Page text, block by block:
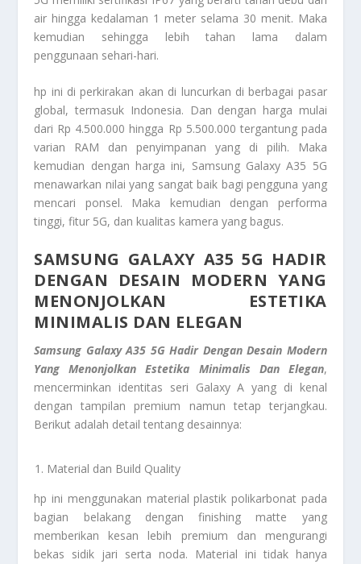
air hingga kedalaman 1 meter selama 30 menit. Maka
kemudian sehingga lebih tahan lama dalam
penggunaan sehari-hari.
hp ini di perkirakan akan di luncurkan di berbagai pasar
global, termasuk Indonesia. Dan dengan harga mulai
dari Rp 4.500.000 hingga Rp 5.500.000 tergantung pada
varian RAM dan penyimpanan yang di pilih. Maka
kemudian dengan harga ini, Samsung Galaxy A35 5G
menawarkan nilai yang sangat baik bagi pengguna yang
mencari ponsel. Maka kemudian dengan performa
tinggi, fitur 5G, dan kualitas kamera yang bagus.
SAMSUNG GALAXY A35 5G HADIR
DENGAN DESAIN MODERN YANG
MENONJOLKAN ESTETIKA
MINIMALIS DAN ELEGAN
Samsung Galaxy A35 5G Hadir Dengan Desain Modern
Yang Menonjolkan Estetika Minimalis Dan Elegan,
mencerminkan identitas seri Galaxy A yang di kenal
dengan tampilan premium namun tetap terjangkau.
Berikut adalah detail tentang desainnya:
Material dan Build Quality
hp ini menggunakan material plastik polikarbonat pada
bagian belakang dengan finishing matte yang
memberikan kesan lebih premium dan mengurangi
bekas sidik jari serta noda. Material ini tidak hanya